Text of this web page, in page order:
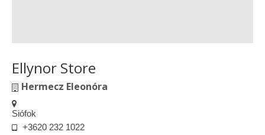
Ellynor Store
Hermecz Eleonóra
Siófok
+3620 232 1022